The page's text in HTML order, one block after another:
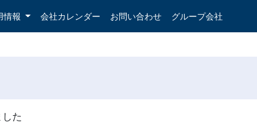
情報 会社カレンダー お問い合わせ グループ会社
た